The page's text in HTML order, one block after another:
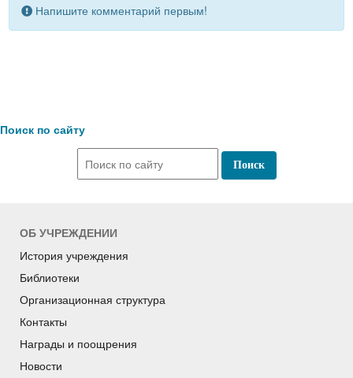
Напишите комментарий первым!
Поиск по сайту
ОБ УЧРЕЖДЕНИИ
История учреждения
Библиотеки
Организационная структура
Контакты
Награды и поощрения
Новости